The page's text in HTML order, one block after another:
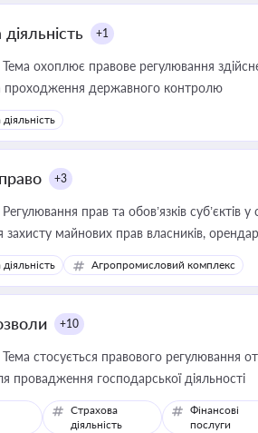
+1
Тема охоплює правове регулювання
проходження державного контролю
+3
Регулювання прав та обов’язків
майнових прав власників,
Агропромисловий комплекс
+10
Тема стосується правового регулювання
провадження господарської діяльності
Страхова
діяльність
Фінансові
послуги